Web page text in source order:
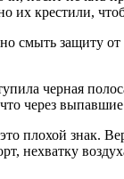
их крестили,
защиту
черная
через
плохой знак.
нехватку